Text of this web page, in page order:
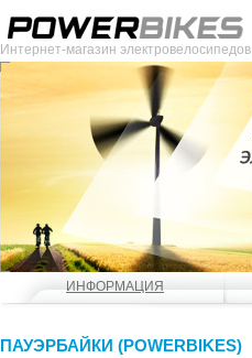
Интернет-магазин электровелосипедов
ИНФОРМАЦИЯ
ПАУЭРБАЙКИ (POWERBIKES)